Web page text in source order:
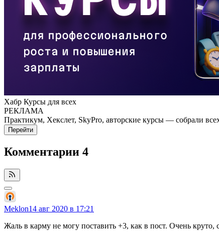
Хабр Курсы для всех
РЕКЛАМА
Практикум, Хекслет, SkyPro, авторские курсы — собрали
Перейти
Комментарии 4
Meklon14 авг 2020 в 17:21
Жаль в карму не могу поставить +3, как в пост. Очень круто,